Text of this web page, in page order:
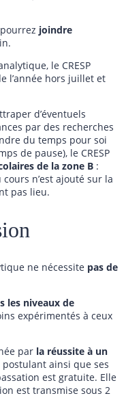
joindre
le CRESP
l’année hors juillet et
d’éventuels
par des recherches
du temps pour soi
de pause), le CRESP
de la zone B :
n’est ajouté sur la
pas lieu.
ne nécessite pas de
les niveaux de
expérimentés à ceux
par la réussite à un
ainsi que ses
est gratuite. Elle
est transmise sous 2